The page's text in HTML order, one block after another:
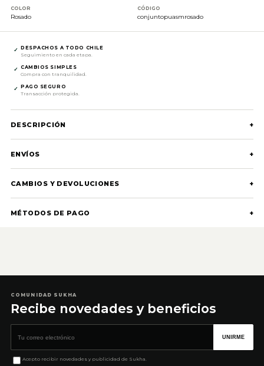
COLOR
Rosado
CÓDIGO
conjuntopuasmrosado
✓ DESPACHOS A TODO CHILE
Seguimiento en cada etapa.
✓ CAMBIOS SIMPLES
Compra con tranquilidad.
✓ PAGO SEGURO
Transacción protegida.
DESCRIPCIÓN +
ENVÍOS +
CAMBIOS Y DEVOLUCIONES +
MÉTODOS DE PAGO +
COMUNIDAD SUKHA
Recibe novedades y beneficios
UNIRME
Acepto recibir novedades y publicidad de Sukha.